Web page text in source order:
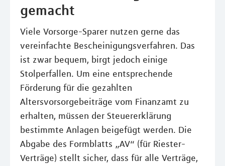
gemacht
Viele Vorsorge-Sparer nutzen gerne das
vereinfachte Bescheinigungsverfahren. Das
ist zwar bequem, birgt jedoch einige
Stolperfallen. Um eine entsprechende
Förderung für die gezahlten
Altersvorsorgebeiträge vom Finanzamt zu
erhalten, müssen der Steuererklärung
bestimmte Anlagen beigefügt werden. Die
Abgabe des Formblatts „AV“ (für Riester-
Verträge) stellt sicher, dass für alle Verträge,